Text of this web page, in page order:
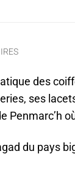
des
ses
Penmarc’h
du pays